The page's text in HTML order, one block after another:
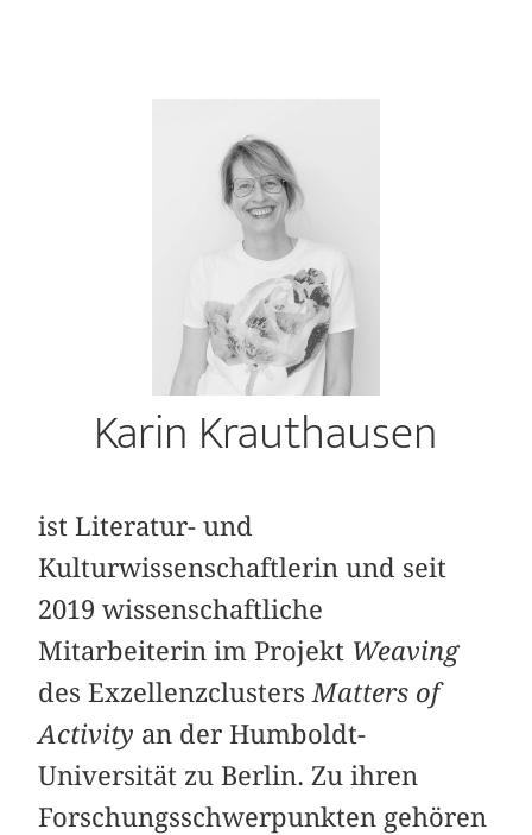
Karin Krauthausen
ist Literatur- und
Kulturwissenschaftlerin und seit
2019 wissenschaftliche
Mitarbeiterin im Projekt Weaving
des ExzellenzclustersMatters of
Activity an der Humboldt-
Universität zu Berlin. Zu ihren
Forschungsschwerpunkten gehören